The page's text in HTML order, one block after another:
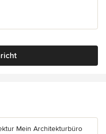
Mein Architekturbüro